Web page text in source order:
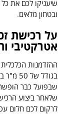
שיעניקו לכם את
ובטחון מלאים.
על רכישת
אטרקטיבי
ההזדמנות
שבפועל כבר
שלאחר ביצוע
לרקום לכם חלום